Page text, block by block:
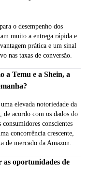
o desempenho dos
muito a entrega rápida e
prática e um sinal
nas taxas de conversão.
a Temu e a Shein, a
elevada notoriedade da
acordo com os dados do
conscientes
concorrência crescente,
de mercado da Amazon.
oportunidades de